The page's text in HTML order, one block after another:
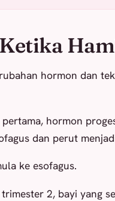
hormon dan
hormon
dan perut
ke esofagus.
2, bayi yang